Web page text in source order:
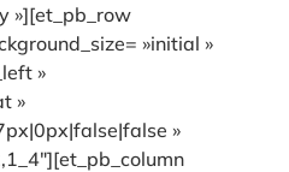
»][et_pb_row
»initial »
»
»
»